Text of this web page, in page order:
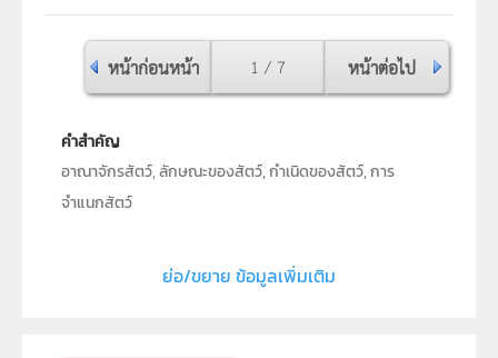
หน้าก่อนหน้า 1 / 7 หน้าต่อไป
คำสำคัญ
อาณาจักรสัตว์, ลักษณะของสัตว์, กำเนิดของสัตว์, การ
จำแนกสัตว์
ย่อ/ขยาย ข้อมูลเพิ่มเติม